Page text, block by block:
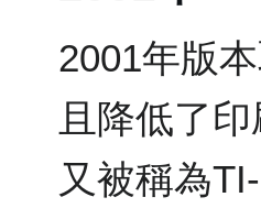
2001年版
且降低了
又被稱為